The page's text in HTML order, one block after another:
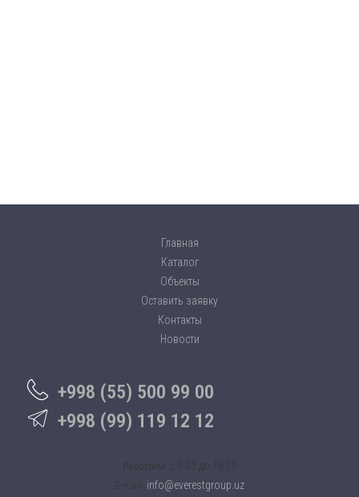
Главная
Каталог
Объекты
Оставить заявку
Контакты
Новости
+998 (55) 500 99 00
+998 (99) 119 12 12
Работаем: c 9:00 до 18:00
E-mail: info@everestgroup.uz